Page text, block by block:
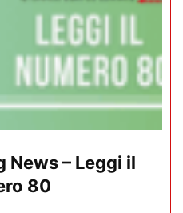
News – Leggi il
80